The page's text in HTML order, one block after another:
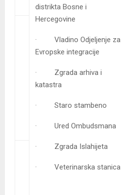
distrikta Bosne i
Hercegovine
· Vladino Odjeljenje za
Evropske integracije
· Zgrada arhiva i
katastra
· Staro stambeno
· Ured Ombudsmana
· Zgrada Islahijeta
· Veterinarska stanica